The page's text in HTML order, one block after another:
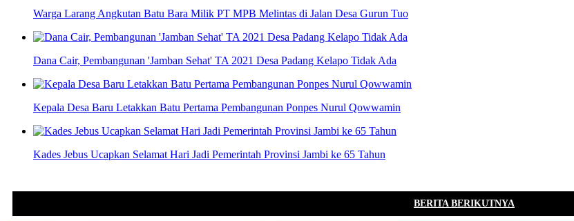
Warga Larang Angkutan Batu Bara Milik PT MPB Melintas di Jalan Desa Gurun Tuo
Dana Cair, Pembangunan 'Jamban Sehat' TA 2021 Desa Padang Kelapo Tidak Ada
Kepala Desa Baru Letakkan Batu Pertama Pembangunan Ponpes Nurul Qowwamin
Kades Jebus Ucapkan Selamat Hari Jadi Pemerintah Provinsi Jambi ke 65 Tahun
BERITA BERIKUTNYA